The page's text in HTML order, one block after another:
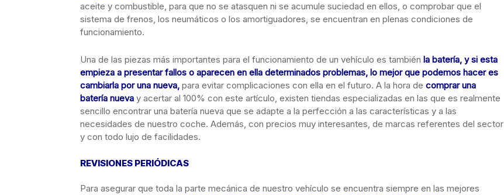
aceite y combustible, para que no se atasquen ni se acumule suciedad en ellos, o comprobar que el
sistema de frenos, los neumáticos o los amortiguadores, se encuentran en plenas condiciones de
funcionamiento.
Una de las piezas más importantes para el funcionamiento de un vehículo es también la batería, y si esta
empieza a presentar fallos o aparecen en ella determinados problemas, lo mejor que podemos hacer es
cambiarla por una nueva, para evitar complicaciones con ella en el futuro. A la hora de comprar una
batería nueva y acertar al 100% con este artículo, existen tiendas especializadas en las que es realmente
sencillo encontrar una batería nueva que se adapte a la perfección a las características y a las
necesidades de nuestro coche. Además, con precios muy interesantes, de marcas referentes del sector
y con todo lujo de facilidades.
REVISIONES PERIÓDICAS
Para asegurar que toda la parte mecánica de nuestro vehículo se encuentra siempre en las mejores